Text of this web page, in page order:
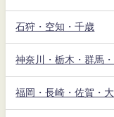
石狩・空知・千歳
神奈川・栃木・群馬
福岡・長崎・佐賀・